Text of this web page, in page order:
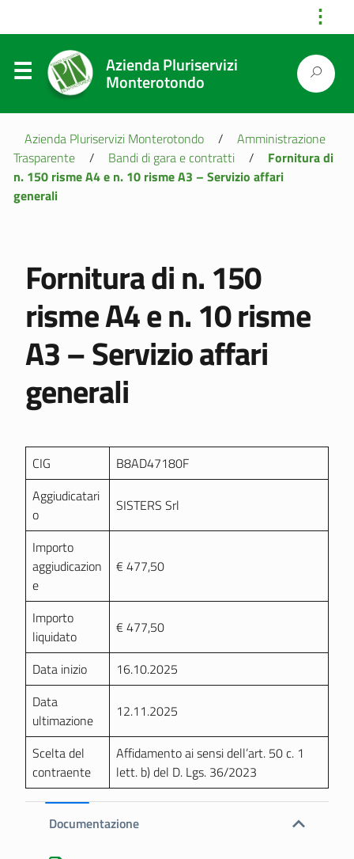
⋮
Azienda Pluriservizi
Monterotondo
Azienda Pluriservizi Monterotondo /
Amministrazione
Trasparente
/ Bandi di gara e contratti /
Fornitura di
n. 150 risme A4 e n. 10 risme A3 – Servizio affari
generali
Fornitura di n. 150
risme A4 e n. 10 risme
A3 – Servizio affari
generali
CIG
B8AD47180F
Aggiudicatari
o
SISTERS Srl
Importo
aggiudicazion
e
€ 477,50
Importo
liquidato
€ 477,50
Data inizio
16.10.2025
Data
ultimazione
12.11.2025
Scelta del
contraente
Affidamento ai sensi dell’art. 50 c. 1
lett. b) del D. Lgs. 36/2023
Documentazione